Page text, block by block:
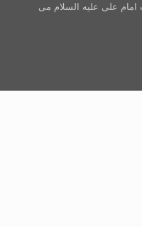
علی علیه السلام می